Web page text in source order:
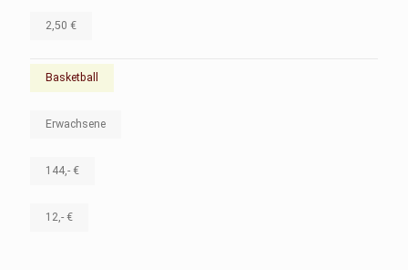
2,50 €
Basketball
Erwachsene
144,- €
12,- €